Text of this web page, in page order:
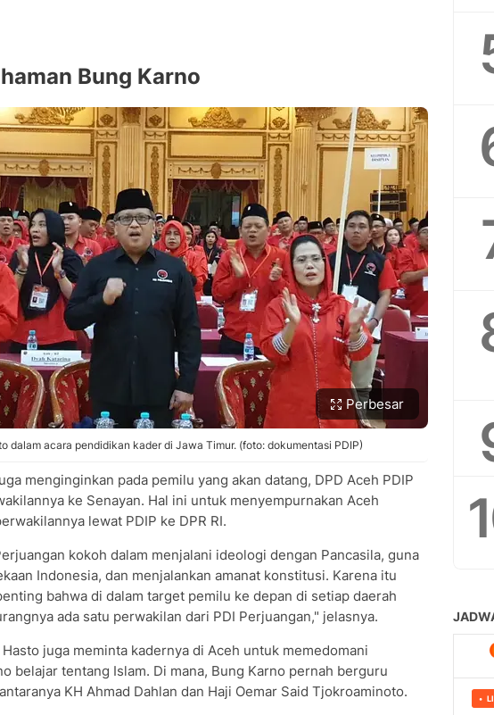
Bung Karno
Perbesar
dalam acara pendidikan kader di Jawa Timur. (foto: dokumentasi PDIP)
menginginkan pada pemilu yang akan datang, DPD Aceh PDIP
ke Senayan. Hal ini untuk menyempurnakan Aceh
lewat PDIP ke DPR RI.
kokoh dalam menjalani ideologi dengan Pancasila, guna
Indonesia, dan menjalankan amanat konstitusi. Karena itu
bahwa di dalam target pemilu ke depan di setiap daerah
ada satu perwakilan dari PDI Perjuangan," jelasnya.
juga meminta kadernya di Aceh untuk memedomani
belajar tentang Islam. Di mana, Bung Karno pernah berguru
KH Ahmad Dahlan dan Haji Oemar Said Tjokroaminoto.